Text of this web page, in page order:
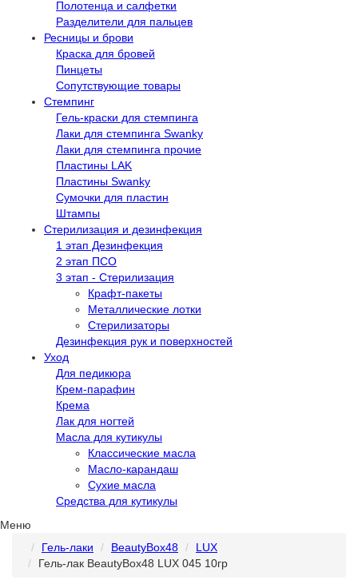
Полотенца и салфетки
Разделители для пальцев
Ресницы и брови
Краска для бровей
Пинцеты
Сопутствующие товары
Стемпинг
Гель-краски для стемпинга
Лаки для стемпинга Swanky
Лаки для стемпинга прочие
Пластины LAK
Пластины Swanky
Сумочки для пластин
Штампы
Стерилизация и дезинфекция
1 этап Дезинфекция
2 этап ПСО
3 этап - Стерилизация
Крафт-пакеты
Металлические лотки
Стерилизаторы
Дезинфекция рук и поверхностей
Уход
Для педикюра
Крем-парафин
Крема
Лак для ногтей
Масла для кутикулы
Классические масла
Масло-карандаш
Сухие масла
Средства для кутикулы
Меню
Гель-лаки
BeautyBox48
LUX
Гель-лак BeautyBox48 LUX 045 10гр